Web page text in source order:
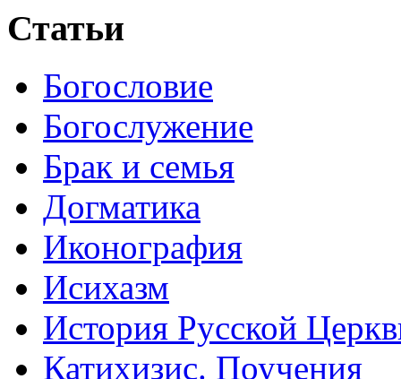
Статьи
Богословие
Богослужение
Брак и семья
Догматика
Иконография
Исихазм
История Русской
Катихизис. Поучения